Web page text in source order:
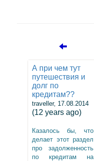
А при чем тут
путешествия и
долг по
кредитам??
traveller, 17.08.2014
(12 years ago)
Казалось бы, что
делает этот раздел
про задолженность
по кредитам на